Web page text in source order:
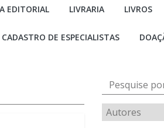
EDITORIAL LIVRARIA LIVROS
CADASTRO DE ESPECIALISTAS
Pesquise